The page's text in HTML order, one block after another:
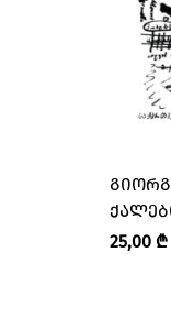
25,00 ₾